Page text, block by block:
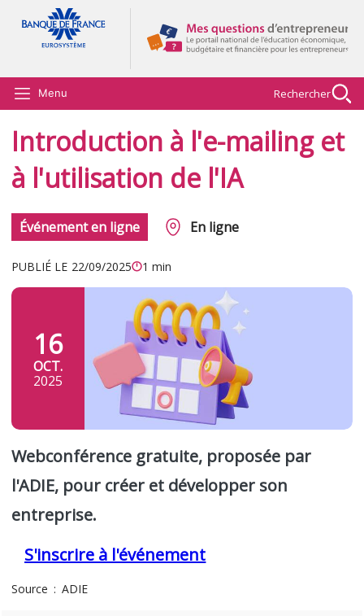
Aller au contenu principal
Menu Rechercher
Introduction à l'e-mailing et
à l'utilisation de l'IA
Événement en ligne En ligne
PUBLIÉ LE 22/09/2025 1 min
16
OCT.
2025
Webconférence gratuite, proposée par
l'ADIE, pour créer et développer son
entreprise.
S'inscrire à l'événement
Source ADIE